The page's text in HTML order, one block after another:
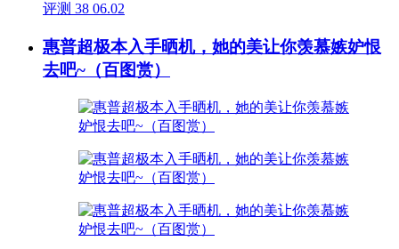
评测 38 06.02
惠普超极本入手晒机，她的美让你羡慕嫉妒恨
去吧~（百图赏）